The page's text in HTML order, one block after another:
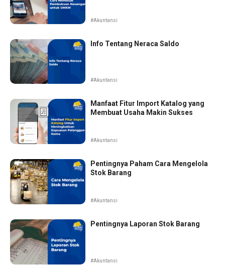
#Akuntansi
Info Tentang Neraca Saldo
#Akuntansi
Manfaat Fitur Import Katalog yang
Membuat Usaha Makin Sukses
#Akuntansi
Pentingnya Paham Cara Mengelola
Stok Barang
#Akuntansi
Pentingnya Laporan Stok Barang
#Akuntansi